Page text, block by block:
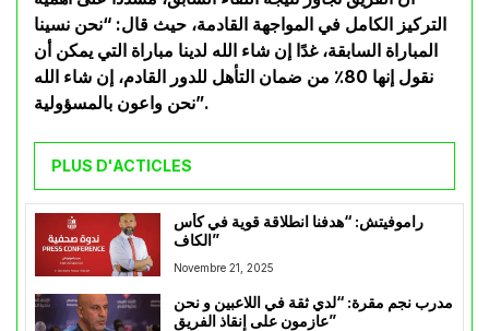
التركيز الكامل في المواجهة القادمة، حيث قال: “نحن نسينا
المباراة السابقة، غدًا إن شاء الله لدينا مباراة التي يمكن أن
نقول إنها 80٪ من ضمان التأهل للدور القادم، إن شاء الله
نحن واعون بالمسؤولية”.
PLUS D'ACTICLES
راموفيتش: “هدفنا انطلاقة قوية في كأس
الكاف”
Novembre 21, 2025
مدرب نجم مقرة: “لدي ثقة في اللاعبين و نحن
عازمون على إنقاذ الفريق”